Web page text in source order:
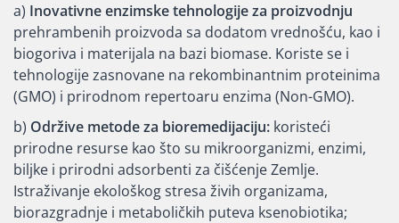
a) Inovativne enzimske tehnologije za proizvodnju
prehrambenih proizvoda sa dodatom vrednošću, kao i
biogoriva i materijala na bazi biomase. Koriste se i
tehnologije zasnovane na rekombinantnim proteinima
(GMO) i prirodnom repertoaru enzima (Non-GMO).
b) Održive metode za bioremedijaciju: koristeći
prirodne resurse kao što su mikroorganizmi, enzimi,
biljke i prirodni adsorbenti za čišćenje Zemlje.
Istraživanje ekološkog stresa živih organizama,
biorazgradnje i metaboličkih puteva ksenobiotika;